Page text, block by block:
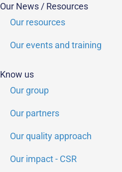
Our News / Resources
Our resources
Our events and training
Know us
Our group
Our partners
Our quality approach
Our impact - CSR